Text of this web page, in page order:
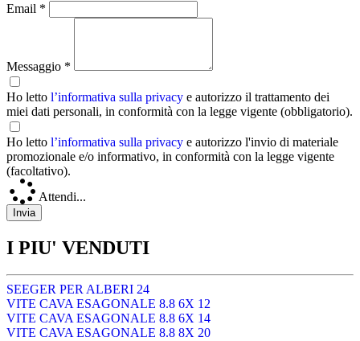
Email *
Messaggio *
Ho letto l’informativa sulla privacy e autorizzo il trattamento dei
miei dati personali, in conformità con la legge vigente (obbligatorio).
Ho letto l’informativa sulla privacy e autorizzo l'invio di materiale
promozionale e/o informativo, in conformità con la legge vigente
(facoltativo).
Attendi...
I PIU' VENDUTI
SEEGER PER ALBERI 24
VITE CAVA ESAGONALE 8.8 6X 12
VITE CAVA ESAGONALE 8.8 6X 14
VITE CAVA ESAGONALE 8.8 8X 20